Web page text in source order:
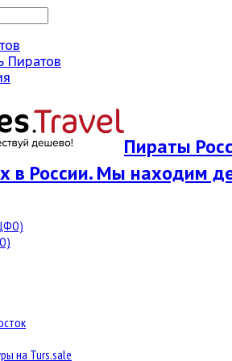
Пиратов
Пираты
в России. Мы находим
на Turs.sale